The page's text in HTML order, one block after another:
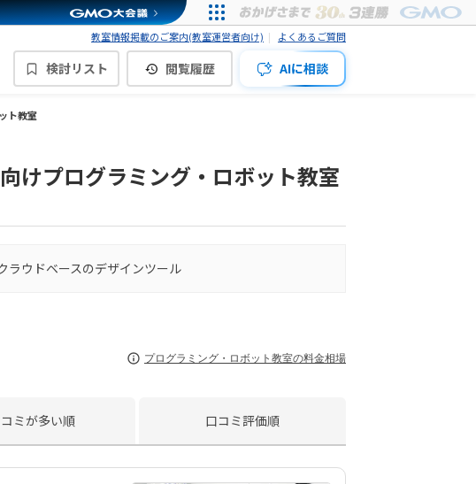
教室情報掲載のご案内(教室運営者向け) よくあるご質問
検討リスト 閲覧履歴 AIに相談
ト教室
けプログラミング・ロボット教室
ラウドベースのデザインツール
プログラミング・ロボット教室の料金相場
ミが多い順 口コミ評価順